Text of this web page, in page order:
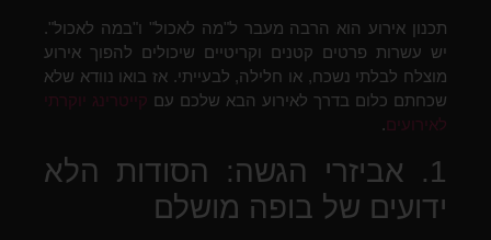
תכנון אירוע הוא הרבה מעבר ל"מה לאכול" ו"במה לאכול".
יש עשרות פרטים קטנים וקריטיים שיכולים להפוך אירוע
מוצלח לבלתי נשכח, או חלילה, לבעייתי. אז בואו נוודא שלא
שכחתם כלום בדרך לאירוע הבא שלכם עם קייטרינג יוקרתי
לאירועים.
1. אביזרי הגשה: הסודות הלא
ידועים של בופה מושלם